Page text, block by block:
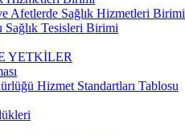
Afetlerde Sağlık Hizmetleri Birimi
Sağlık Tesisleri Birimi
YETKİLER
Hizmet Standartları Tablosu